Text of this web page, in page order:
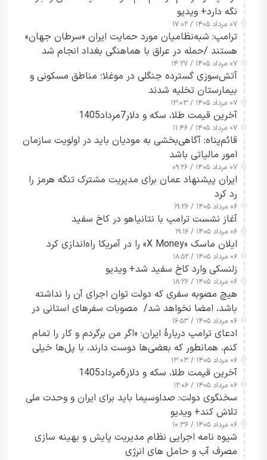
نگه دارد+ ویدیو
۰۷ مرداد ۱۴۰۵ / ۱۷:۰۲
ترامپ: شبه‌نظامیان مورد حمایت ایران «سرطان جهان»
هستند /حمله در عراق با هماهنگی بغداد انجام شد
۰۷ مرداد ۱۴۰۵ / ۱۴:۲۷
آتش‌سوزی گسترده جنگلی در موغلا؛ مناطق مسکونی و
بیمارستان تخلیه شدند
۰۷ مرداد ۱۴۰۵ / ۱۳:۰۳
آخرین قیمت طلا، سکه و دلار7مرداد1405
۰۷ مرداد ۱۴۰۵ / ۱۱:۴۶
قائم‌پناه: آگاهی‌بخشی به مودیان باید در اولویت سازمان
امور مالیاتی باشد
۰۷ مرداد ۱۴۰۵ / ۰۹:۲۶
ایران پیشنهاد عمان برای مدیریت مشترک تنگه هرمز را
رد کرد
۰۶ مرداد ۱۴۰۵ / ۱۹:۲۶
آغاز نشست ترامپ با نتانیاهو در کاخ سفید
۰۶ مرداد ۱۴۰۵ / ۱۹:۱۶
ایلان ماسک «X Money» را در آمریکا راه‌اندازی کرد
۰۶ مرداد ۱۴۰۵ / ۱۸:۵۲
زلنسکی وارد کاخ سفید شد+ ویدیو
۰۶ مرداد ۱۴۰۵ / ۱۸:۲۶
هیچ مصوبه سفری که دولت توان اجرای آن را نداشته
باشد، امضا نخواهد شد/ مصوبات سفرهای استانی در
چارچوب قانون بودجه است+ عکس
۰۶ مرداد ۱۴۰۵ / ۱۶:۵۳
ادعای ترامپ دربارهٔ ایران: «اگر من برگردم و کار را تمام
کنم، همانطور که بعضی‌ها دوست دارند، با پل‌ها خیلی
راحت می‌توانم بیشتر پل‌هایشان را در کمتر از یک
ساعت از بین ببرم+ ویدیو
۰۶ مرداد ۱۴۰۵ / ۱۳:۰۳
آخرین قیمت طلا، سکه و دلار6مرداد1405
۰۶ مرداد ۱۴۰۵ / ۱۲:۰۶
سخنگوی دولت: صداوسیما باید برای ایران و وحدت ملی
تلاش کند+ ویدیو
۰۶ مرداد ۱۴۰۵ / ۱۰:۳۶
شیوه نامه اجرایی نظام مدیریت پایش و بهینه سازی
مصرف آب و حامل های انرژی